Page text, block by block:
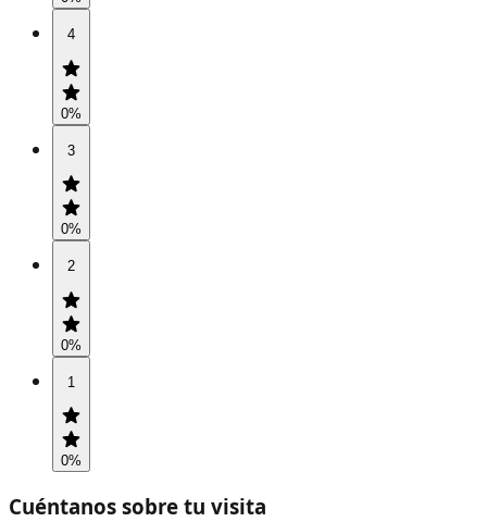
4
0%
3
0%
2
0%
1
0%
Cuéntanos sobre tu visita